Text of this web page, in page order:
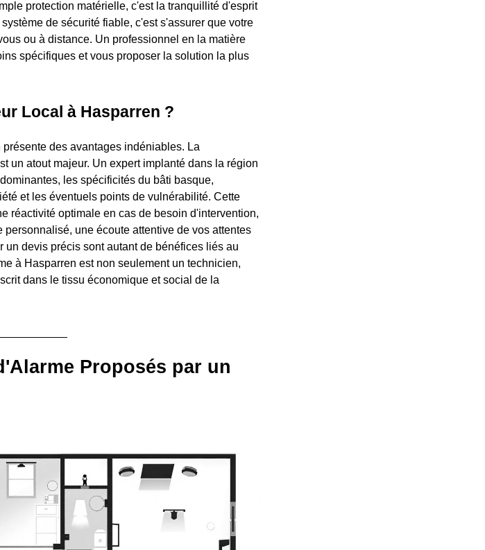
protection matérielle, c'est la tranquillité d'esprit
de sécurité fiable, c'est s'assurer que votre
ou à distance. Un professionnel en la matière
spécifiques et vous proposer la solution la plus
Local à Hasparren ?
des avantages indéniables. La
un atout majeur. Un expert implanté dans la région
les spécificités du bâti basque,
et les éventuels points de vulnérabilité. Cette
réactivité optimale en cas de besoin d'intervention,
une écoute attentive de vos attentes
devis précis sont autant de bénéfices liés au
à Hasparren est non seulement un technicien,
dans le tissu économique et social de la
Proposés par un